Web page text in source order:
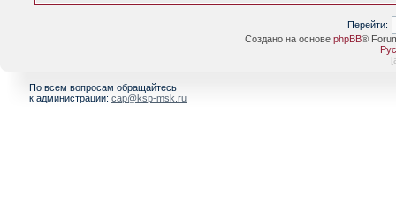
Перейти:
Создано на основе phpBB®
[
По всем вопросам обращайтесь
к администрации: cap@ksp-msk.ru